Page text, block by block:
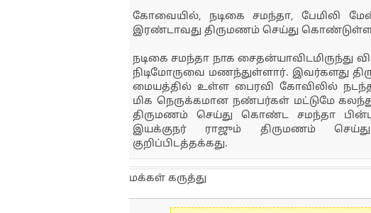
கோவையில், நடிகை சமந்தா, பேமிலி
இரண்டாவது திருமணம் செய்து
நடிகை சமந்தா நாக சைதன்யாவிடமிருந்து
நிடிமோருவை மணந்துள்ளார். இவர்களது
மையத்தில் உள்ள பைரவி கோவிலில்
மிக நெருக்கமான நண்பர்கள் மட்டுமே
திருமணம் செய்து கொண்ட சமந்தா
இயக்குநர் ராஜும் திருமணம்
குறிப்பிடத்தக்கது.
மக்கள் கருத்து